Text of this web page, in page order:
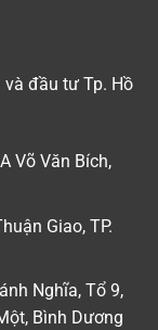
và đầu tư Tp. Hồ
Võ Văn Bích,
Giao, TP.
Nghĩa, Tổ 9,
Bình Dương